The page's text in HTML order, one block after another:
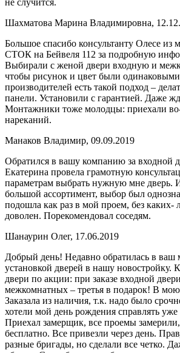
Шахматова Марина Владимировна,
Большое спасибо консультанту Олесе из
СТОК на Бейвеля 112 за подробную
Выбирали с женой двери входную и
чтобы рисунок и цвет были
производителей есть такой подход –
панели. Установили с гарантией. Даже
Монтажники тоже молодцы: приехали во-
нареканий.
Манаков Владимир, 09.09.2019
Обратился в вашу компанию за входной
Екатерина провела грамотную
параметрам выбрать нужную мне дверь.
большой ассортимент, выбор был
подошла как раз в мой проем, без каких-
доволен. Порекомендовал соседям.
Шанаурин Олег, 17.06.2019
Добрый день! Недавно обратилась в ваш
установкой дверей в нашу новостройку.
двери по акции: при заказе входной
межкомнатных – третья в подарок! В
Заказала из наличия, т.к. надо было
хотели мой день рождения справлять
Приехал замерщик, все проемы
бесплатно. Все привезли через день.
разные бригады, но сделали все четко.